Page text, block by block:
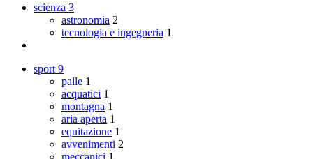
scienza 3
astronomia 2
tecnologia e ingegneria 1
sport 9
palle 1
acquatici 1
montagna 1
aria aperta 1
equitazione 1
avvenimenti 2
meccanici 1